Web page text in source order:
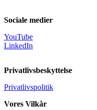
Sociale medier
YouTube
LinkedIn
Privatlivsbeskyttelse
Privatlivspolitik
Vores Vilkår